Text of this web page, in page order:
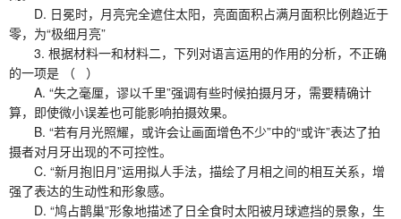
D. 日冕时，月亮完全遮住太阳，亮面面积占满月面积比例趋近于
零，为“极细月亮”
3. 根据材料一和材料二，下列对语言运用的作用的分析，不正确
的一项是 （ ）
A. “失之毫厘，谬以千里”强调有些时候拍摄月牙，需要精确计
算，即使微小误差也可能影响拍摄效果。
B. “若有月光照耀，或许会让画面增色不少”中的“或许”表达了拍
摄者对月牙出现的不可控性。
C. “新月抱旧月”运用拟人手法，描绘了月相之间的相互关系，增
强了表达的生动性和形象感。
D. “鸠占鹊巢”形象地描述了日全食时太阳被月球遮挡的景象，生